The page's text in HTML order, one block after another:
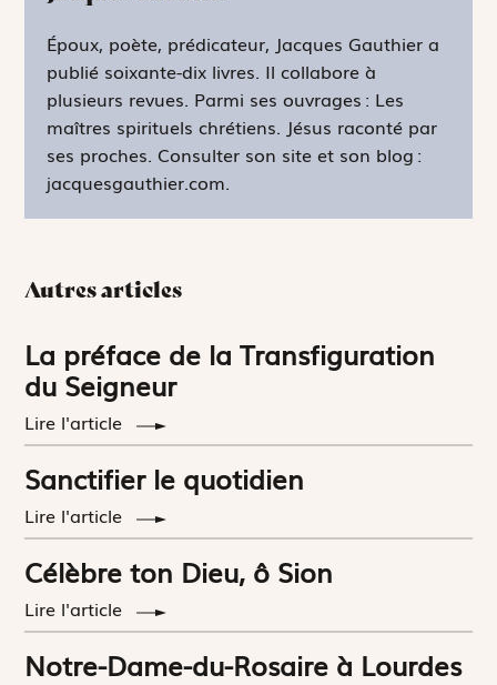
Époux, poète, prédicateur, Jacques Gauthier a
publié soixante-dix livres. Il collabore à
plusieurs revues. Parmi ses ouvrages : Les
maîtres spirituels chrétiens. Jésus raconté par
ses proches. Consulter son site et son blog :
jacquesgauthier.com.
Autres articles
La préface de la Transfiguration
du Seigneur
Lire l'article
Sanctifier le quotidien
Lire l'article
Célèbre ton Dieu, ô Sion
Lire l'article
Notre-Dame-du-Rosaire à Lourdes